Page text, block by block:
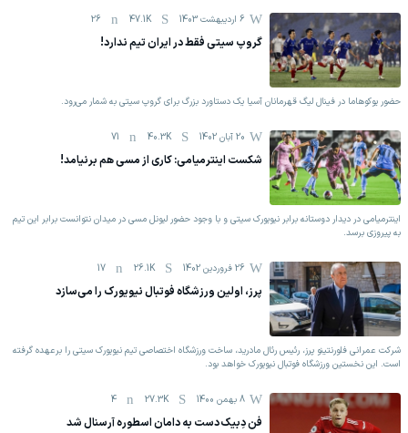
6 اردیبهشت 1403 47.1K
26
گروپ سیتی فقط در ایران تیم ندارد!
حضور یوکوهاما در فینال لیگ قهرمانان آسیا یک دستاورد بزرگ برای گروپ سیتی به شمار می‌رود.
20 آبان 1402 40.3K
71
شکست اینترمیامی: کاری از مسی هم برنیامد!
اینترمیامی در دیدار دوستانه برابر نیویورک سیتی و با وجود حضور لیونل مسی در میدان نتوانست برابر این تیم
به پیروزی برسد.
26 فروردين 1402 26.1K
17
پرز، اولین ورزشگاه فوتبال نیویورک را می‌سازد
شرکت عمرانی فلورنتینو پرز، رئیس رئال مادرید، ساخت ورزشگاه اختصاصی تیم نیویورک سیتی را برعهده گرفته
است. این نخستین ورزشگاه فوتبال نیویورک خواهد بود.
8 بهمن 1400 27.3K
4
فن دِبیک دست به دامان اسطوره آرسنال شد